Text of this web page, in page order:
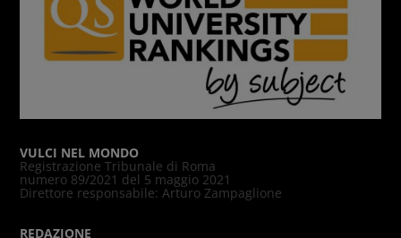
VULCI NEL MONDO
Registrazione Tribunale di Roma
numero 89/2021 del 5 maggio 2021
Direttore responsabile: Arturo Zampaglione
REDAZIONE